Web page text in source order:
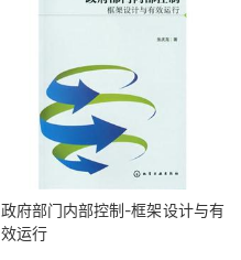
政府部门内部控制-框架设计与有
效运行